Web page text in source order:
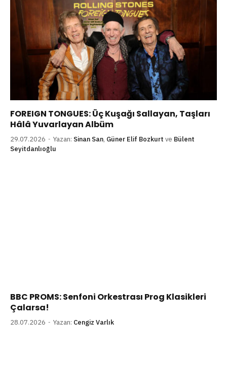
FOREIGN TONGUES: Üç Kuşağı Sallayan, Taşları
Hâlâ Yuvarlayan Albüm
29.07.2026 Yazan: Sinan San, Güner Elif Bozkurt ve Bülent
Seyitdanlıoğlu
BBC PROMS: Senfoni Orkestrası Prog Klasikleri
Çalarsa!
28.07.2026 Yazan: Cengiz Varlık